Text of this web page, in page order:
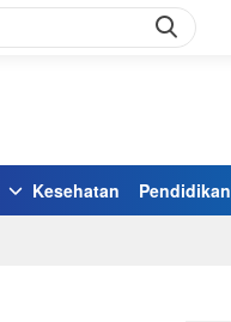
Kesehatan Pendidikan